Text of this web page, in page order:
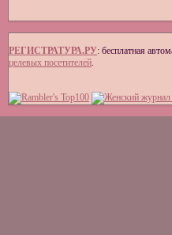
РЕГИСТРАТУРА.РУ: бесплатная
целевых посетителей